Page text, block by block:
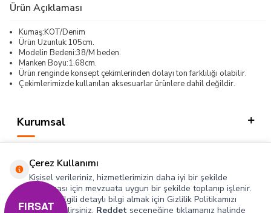
Ürün Açıklaması
Kumaş:KOT/Denim
Ürün Uzunluk:105cm.
Modelin Bedeni:38/M beden.
Manken Boyu:1.68cm.
Ürün renginde konsept çekimlerinden dolayı ton farklılığı olabilir.
Çekimlerimizde kullanılan aksesuarlar ürünlere dahil değildir.
Kurumsal
Hızlı Erişim
Sosyal
Çerez Kullanımı
Kişisel verileriniz, hizmetlerimizin daha iyi bir şekilde
sunulması için mevzuata uygun bir şekilde toplanıp işlenir.
Konuyla ilgili detaylı bilgi almak için Gizlilik Politikamızı
inceleyebilirsiniz. Reddet seçeneğine tıklamanız halinde
FIRSAT